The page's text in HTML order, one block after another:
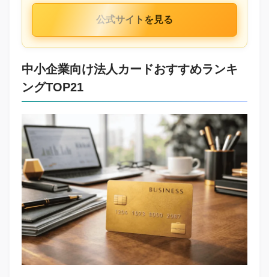
公式サイトを見る
中小企業向け法人カードおすすめランキ
ングTOP21